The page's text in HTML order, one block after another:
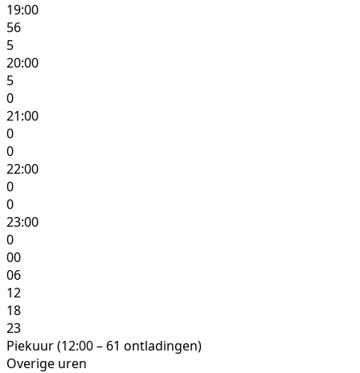
19:00
56
5
20:00
5
0
21:00
0
0
22:00
0
0
23:00
0
00
06
12
18
23
Piekuur (12:00 – 61 ontladingen)
Overige uren